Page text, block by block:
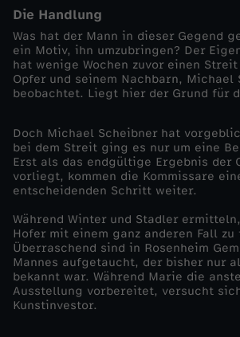
C
o
p
s
-
i
n
Die Handlung
Was hat der Mann in dieser Gegend
ein Motiv, ihn umzubringen? Der
hat wenige Wochen zuvor einen
Opfer und seinem Nachbarn, Michael
beobachtet. Liegt hier der Grund für
Doch Michael Scheibner hat
bei dem Streit ging es nur um eine
Erst als das endgültige Ergebnis der
vorliegt, kommen die Kommissare
entscheidenden Schritt weiter.
Während Winter und Stadler
Hofer mit einem ganz anderen Fall zu
Überraschend sind in Rosenheim
Mannes aufgetaucht, der bisher nur
bekannt war. Während Marie die
Ausstellung vorbereitet, versucht
Kunstinvestor.